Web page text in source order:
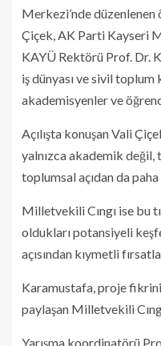
Merkezi’nde
Çiçek, AK Parti Kayseri
KAYÜ Rektörü Prof. Dr.
iş dünyası ve sivil
akademisyenler ve
Açılışta konuşan Vali
yalnızca akademik
toplumsal açıdan da
Milletvekili Cıngı ise bu
oldukları potansiyeli
açısından kıymetli
Karamustafa, proje
paylaşan Milletvekili
Yarışma koordinatörü